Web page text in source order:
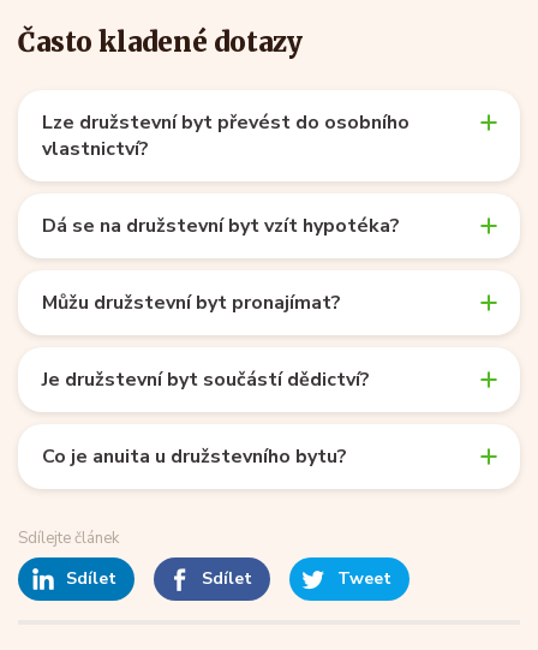
Často kladené dotazy
Lze družstevní byt převést do osobního
vlastnictví?
Dá se na družstevní byt vzít hypotéka?
Můžu družstevní byt pronajímat?
Je družstevní byt součástí dědictví?
Co je anuita u družstevního bytu?
Sdílejte článek
Sdílet Sdílet Tweet